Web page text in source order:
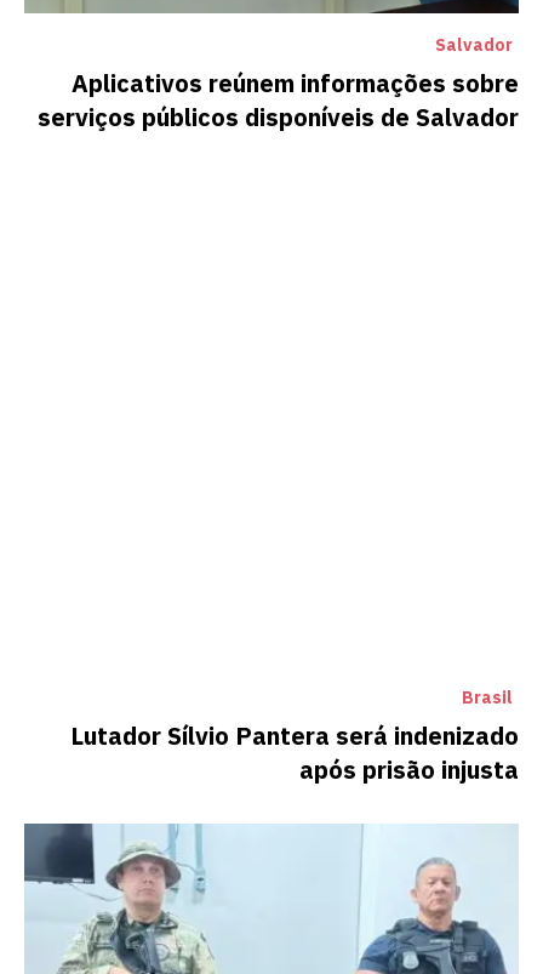
Salvador
Aplicativos reúnem informações sobre
serviços públicos disponíveis de Salvador
Brasil
Lutador Sílvio Pantera será indenizado
após prisão injusta